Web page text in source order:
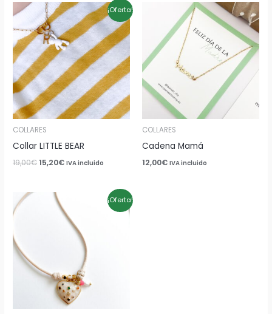
¡Oferta!
COLLARES
Collar LITTLE BEAR
19,00€
El
precio
original
era:
19,00€.
15,20€
El
precio
actual
es:
15,20€.
IVA incluido
COLLARES
Cadena Mamá
12,00€ IVA incluido
¡Oferta!
precio
originalactual
es:
13,65€.